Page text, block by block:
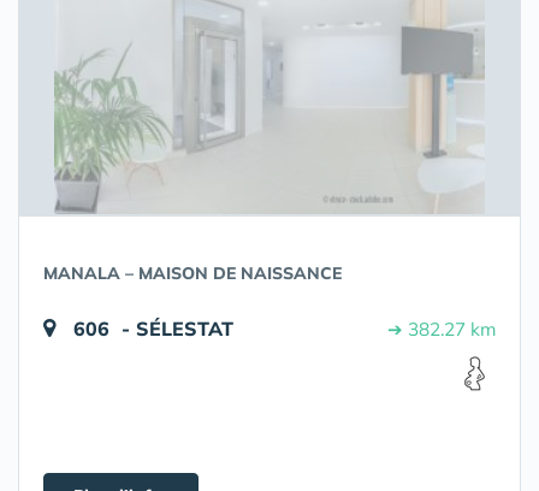
MANALA – MAISON DE NAISSANCE
606 - SÉLESTAT ➔ 382.27 km